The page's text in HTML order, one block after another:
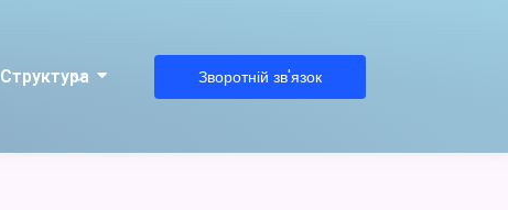
Структура Зворотній зв'язок